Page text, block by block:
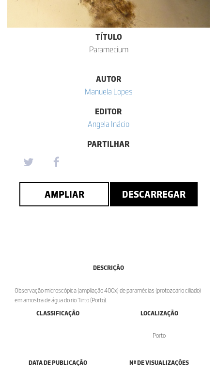
TÍTULO
Paramecium
AUTOR
Manuela Lopes
EDITOR
Angela Inácio
PARTILHAR
AMPLIAR DESCARREGAR
DESCRIÇÃO
Observação microscópica (ampliação 400x) de paramécias (protozoário ciliado)
em amostra de água do rio Tinto (Porto).
CLASSIFICAÇÃO
LOCALIZAÇÃO
Porto
DATA DE PUBLICAÇÃO Nº DE VISUALIZAÇÕES